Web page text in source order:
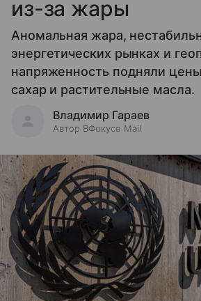
из-за жары
Аномальная жара,
энергетических рынках и
напряженность подняли
сахар и растительные масла.
Владимир Гараев
Автор ВФокусе Mail